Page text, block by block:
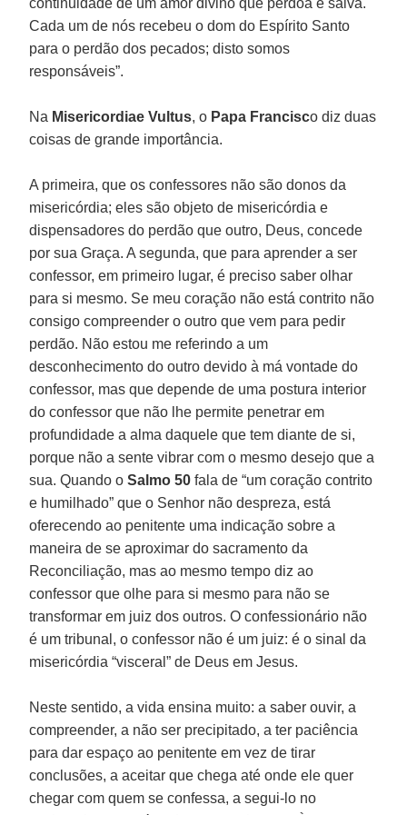
Cada um de nós recebeu o dom do Espírito Santo
para o perdão dos pecados; disto somos
responsáveis”.
Na Misericordiae Vultus, o Papa Francisco diz duas
coisas de grande importância.
A primeira, que os confessores não são donos da
misericórdia; eles são objeto de misericórdia e
dispensadores do perdão que outro, Deus, concede
por sua Graça. A segunda, que para aprender a ser
confessor, em primeiro lugar, é preciso saber olhar
para si mesmo. Se meu coração não está contrito não
consigo compreender o outro que vem para pedir
perdão. Não estou me referindo a um
desconhecimento do outro devido à má vontade do
confessor, mas que depende de uma postura interior
do confessor que não lhe permite penetrar em
profundidade a alma daquele que tem diante de si,
porque não a sente vibrar com o mesmo desejo que a
sua. Quando oSalmo 50 fala de “um coração contrito
e humilhado” que o Senhor não despreza, está
oferecendo ao penitente uma indicação sobre a
maneira de se aproximar do sacramento da
Reconciliação, mas ao mesmo tempo diz ao
confessor que olhe para si mesmo para não se
transformar em juiz dos outros. O confessionário não
é um tribunal, o confessor não é um juiz: é o sinal da
misericórdia “visceral” de Deus em Jesus.
Neste sentido, a vida ensina muito: a saber ouvir, a
compreender, a não ser precipitado, a ter paciência
para dar espaço ao penitente em vez de tirar
conclusões, a aceitar que chega até onde ele quer
chegar com quem se confessa, a segui-lo no